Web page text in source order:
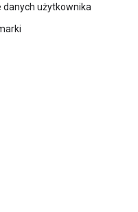
danych użytkownika